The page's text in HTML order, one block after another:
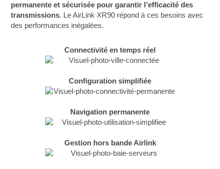
permanente et sécurisée pour garantir l’efficacité des
transmissions. Le AirLink XR90 répond à ces besoins avec
des performances inégalées.
Connectivité en temps réel
Configuration simplifiée
Navigation permanente
Gestion hors bande Airlink